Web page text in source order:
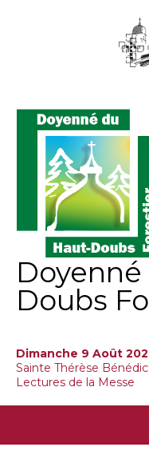
Doubs
Dimanche 9 Août
Sainte Thérèse
Lectures de la Messe